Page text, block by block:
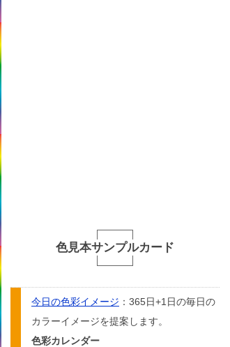
色見本サンプルカード
今日の色彩イメージ ：365日+1日の毎日の
カラーイメージを提案します。
色彩カレンダー